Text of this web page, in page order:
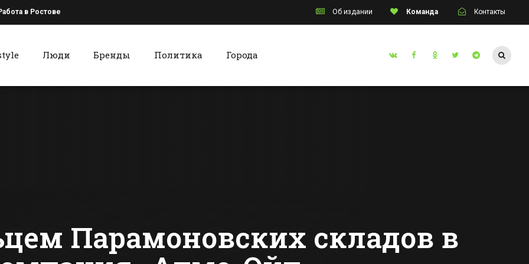
в Ростове Об издании Команда Контакты
Люди Бренды Политика Города
Парамоновских складов в